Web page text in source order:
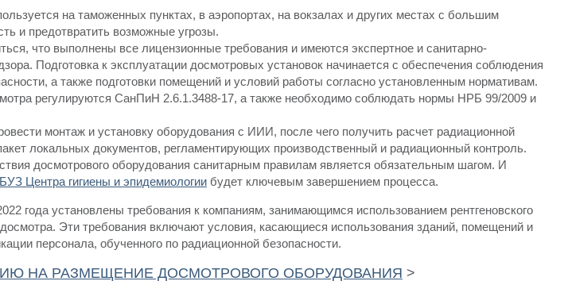
на таможенных пунктах, в аэропортах, на вокзалах и других местах с большим
и предотвратить возможные угрозы.
что выполнены все лицензионные требования и имеются экспертное и санитарно-
Подготовка к эксплуатации досмотровых установок начинается с обеспечения соблюдения
а также подготовки помещений и условий работы согласно установленным нормативам.
регулируются СанПиН 2.6.1.3488-17, а также необходимо соблюдать нормы НРБ 99/2009 и
монтаж и установку оборудования с ИИИ, после чего получить расчет радиационной
локальных документов, регламентирующих производственный и радиационный контроль.
досмотрового оборудования санитарным правилам является обязательным шагом. И
Центра гигиены и эпидемиологии будет ключевым завершением процесса.
года установлены требования к компаниям, занимающимся использованием рентгеновского
Эти требования включают условия, касающиеся использования зданий, помещений и
персонала, обученного по радиационной безопасности.
НА РАЗМЕЩЕНИЕ ДОСМОТРОВОГО ОБОРУДОВАНИЯ >